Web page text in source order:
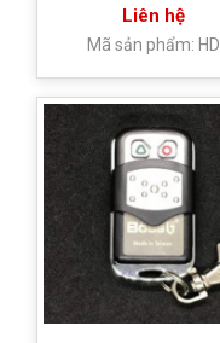
Liên hệ
Mã sản phẩm: HD